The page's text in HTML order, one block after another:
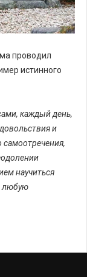
проводил
истинного
каждый день,
и
научиться
любую